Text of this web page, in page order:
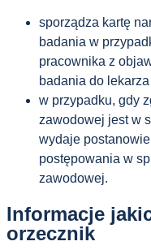
sporządza kartę
badania w
pracownika z
badania do
w przypadku, gdy
zawodowej jest w
wydaje
postępowania w
zawodowej.
Informacje
orzecznik